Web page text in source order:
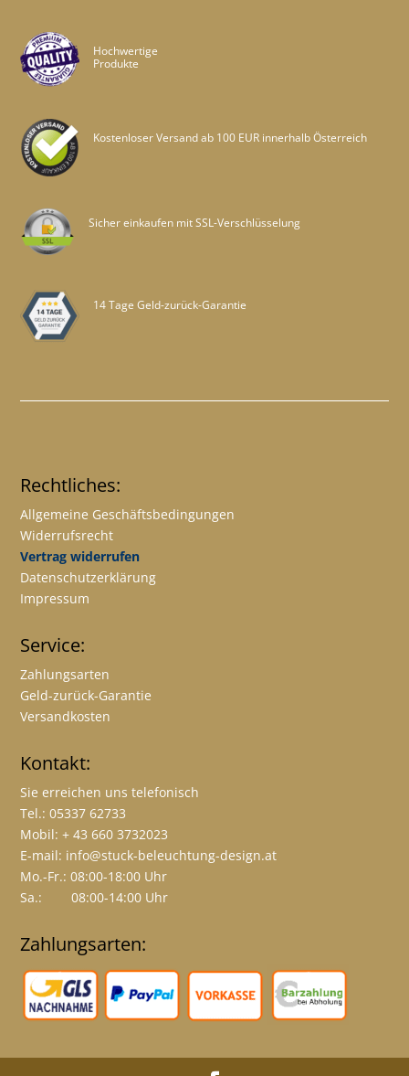
Hochwertige
Produkte
Kostenloser Versand ab 100 EUR innerhalb Österreich
Sicher einkaufen mit SSL-Verschlüsselung
14 Tage Geld-zurück-Garantie
Rechtliches:
Allgemeine Geschäftsbedingungen
Widerrufsrecht
Vertrag widerrufen
Datenschutzerklärung
Impressum
Service:
Zahlungsarten
Geld-zurück-Garantie
Versandkosten
Kontakt:
Sie erreichen uns telefonisch
Tel.: 05337 62733
Mobil: + 43 660 3732023
E-mail: info@stuck-beleuchtung-design.at
Mo.-Fr.: 08:00-18:00 Uhr
Sa.: 08:00-14:00 Uhr
Zahlungsarten: